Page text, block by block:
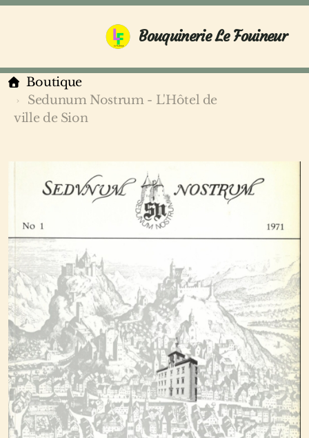
Bouquinerie Le Fouineur
Boutique
Sedunum Nostrum - L'Hôtel de
ville de Sion